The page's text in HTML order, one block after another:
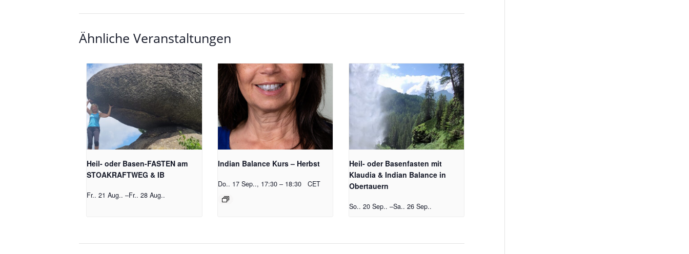
Ähnliche Veranstaltungen
Heil- oder Basen-FASTEN am
STOAKRAFTWEG & IB
Fr.. 21 Aug.. –Fr.. 28 Aug..
Indian Balance Kurs – Herbst
Do.. 17 Sep.., 17:30 – 18:30 CET
Heil- oder Basenfasten mit
Klaudia & Indian Balance in
Obertauern
So.. 20 Sep.. –Sa.. 26 Sep..